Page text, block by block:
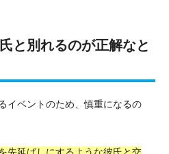
と別れるのが正解なと
イベントのため、慎重になるの